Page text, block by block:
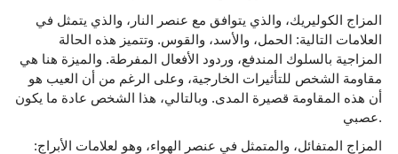
المزاج الكوليريك، والذي يتوافق مع عنصر النار، والذي يتمثل في
العلامات التالية: الحمل، والأسد، والقوس. وتتميز هذه الحالة
المزاجية بالسلوك المندفع، وردود الأفعال المفرطة. والميزة هنا هي
مقاومة الشخص للتأثيرات الخارجية، وعلى الرغم من أن العيب هو
أن هذه المقاومة قصيرة المدى. وبالتالي، هذا الشخص عادة ما يكون
عصبي.
المزاج المتفائل، والمتمثل في عنصر الهواء، وهو لعلامات الأبراج: